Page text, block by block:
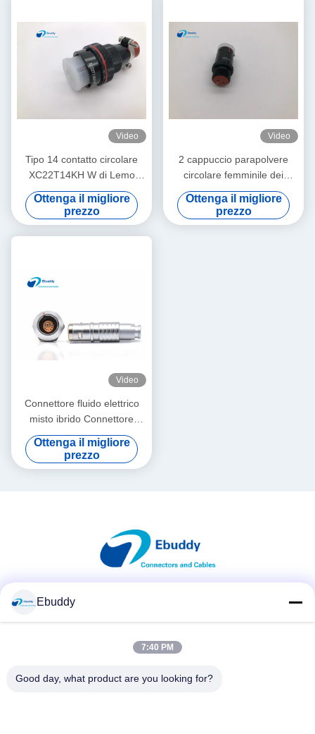
Video
Tipo 14 contatto circolare
XC22T14KH W di Lemo
della lega per saldatura dei
connettori elettrici del cavo di
Pin
Ottenga il migliore
prezzo
Video
2 cappuccio parapolvere
circolare femminile dei
connettori di cavo di Pin
XC14Y2ZH Lemo per la
spina/incavo
Ottenga il migliore
prezzo
Video
Connettore fluido elettrico
misto ibrido Connettore
maschio e femmina 2K 6+1
pin compatibile Lemo
Ottenga il migliore
prezzo
Ebuddy
7:40 PM
Good day, what product are you looking for?